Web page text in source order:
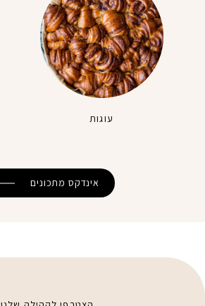
עוגות
אינדקס מתכונים